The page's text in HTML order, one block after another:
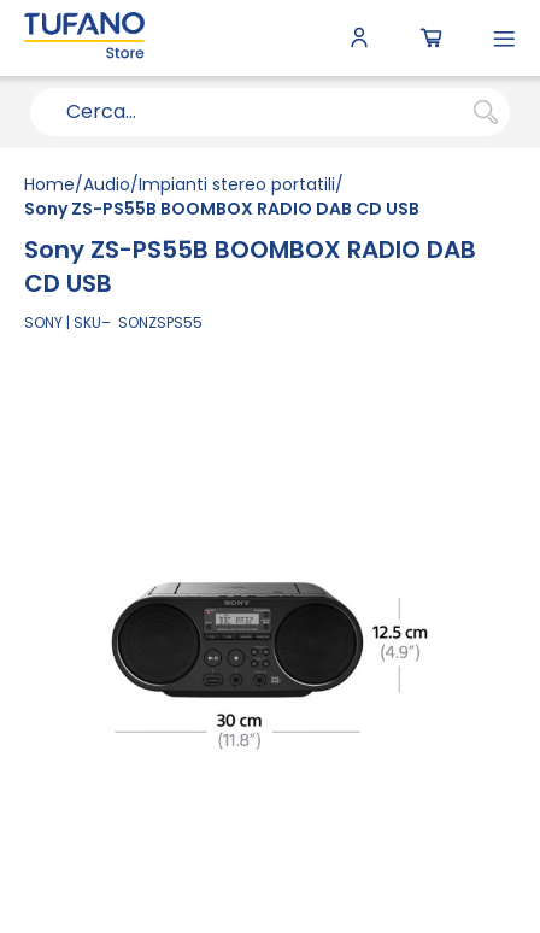
Home Audio Impianti stereo portatili
Sony ZS-PS55B BOOMBOX RADIO DAB CD USB
Sony ZS-PS55B BOOMBOX RADIO DAB
CD USB
SONY SKU SONZSPS55